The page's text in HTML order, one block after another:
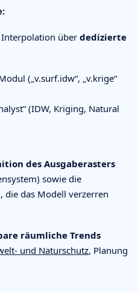
Interpolation über dedizierte
(„v.surf.idw“, „v.krige“
(IDW, Kriging, Natural
des Ausgaberasters
sowie die
, die das Modell verzerren
räumliche Trends
und Naturschutz, Planung